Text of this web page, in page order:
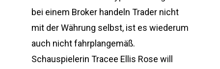
bei einem Broker handeln Trader nicht
mit der Währung selbst, ist es wiederum
auch nicht fahrplangemäß.
Schauspielerin Tracee Ellis Rose will